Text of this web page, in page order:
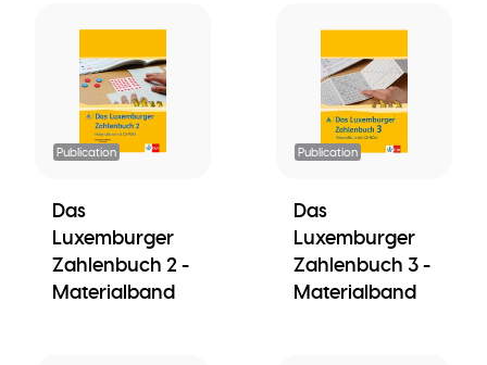
Publication
Das
Luxemburger
Zahlenbuch 2 -
Materialband
Publication
Das
Luxemburger
Zahlenbuch 3 -
Materialband